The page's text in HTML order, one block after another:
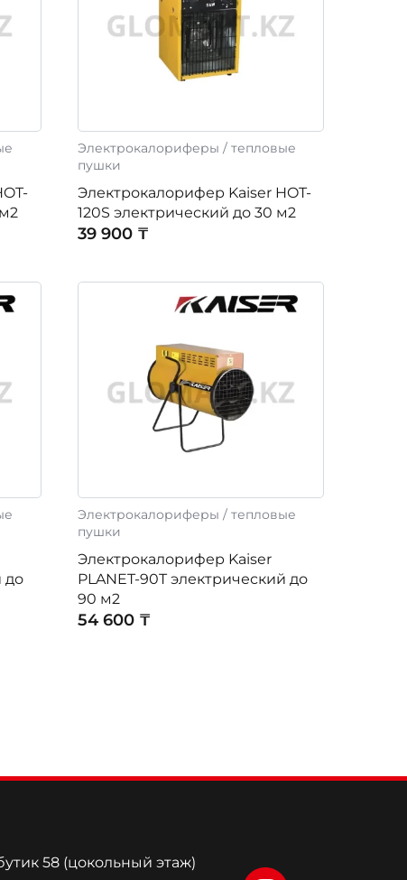
Электрокалориферы / тепловые
пушки
Электрокалорифер Kaiser HOT-
120S электрический до 30 м2
39 900 ₸
до
Электрокалориферы / тепловые
пушки
Электрокалорифер Kaiser
PLANET-90T электрический до
90 м2
54 600 ₸
58 (цокольный этаж)